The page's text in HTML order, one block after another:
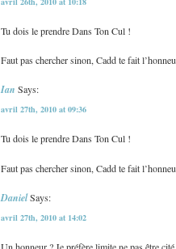
Tu dois le prendre Dans Ton Cul !
Faut pas chercher sinon, Cadd te fait
Ian Says:
avril 27th, 2010 at 09:36
Tu dois le prendre Dans Ton Cul !
Faut pas chercher sinon, Cadd te fait
DanielSays:
avril 27th, 2010 at 14:02